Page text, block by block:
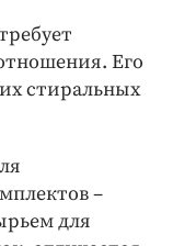
Его
стиральных
–
для